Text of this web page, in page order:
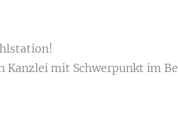
Kanzlei mit Schwerpunkt im